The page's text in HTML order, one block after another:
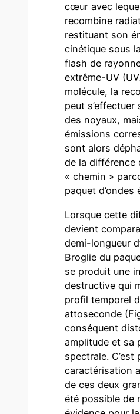
cœur avec
recombine
restituant son
cinétique sous
flash de
extrême-UV
molécule, la
peut s’effectuer
des noyaux,
émissions
sont alors
de la différence
« chemin »
paquet d’ondes
Lorsque cette
devient
demi-longueur
Broglie du
se produit une
destructive qui
profil temporel
attoseconde
conséquent
amplitude et sa
spectrale. C’est
caractérisation
de ces deux
été possible de